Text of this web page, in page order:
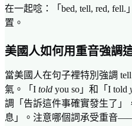
在一起唸：「bed, tell, red,
置。
美國人如何用重音強調
當美國人在句子裡特別強調
氣。「I told you so」和「I told
調「告訴這件事確實發生了」
息」。注意哪個詞承受重音